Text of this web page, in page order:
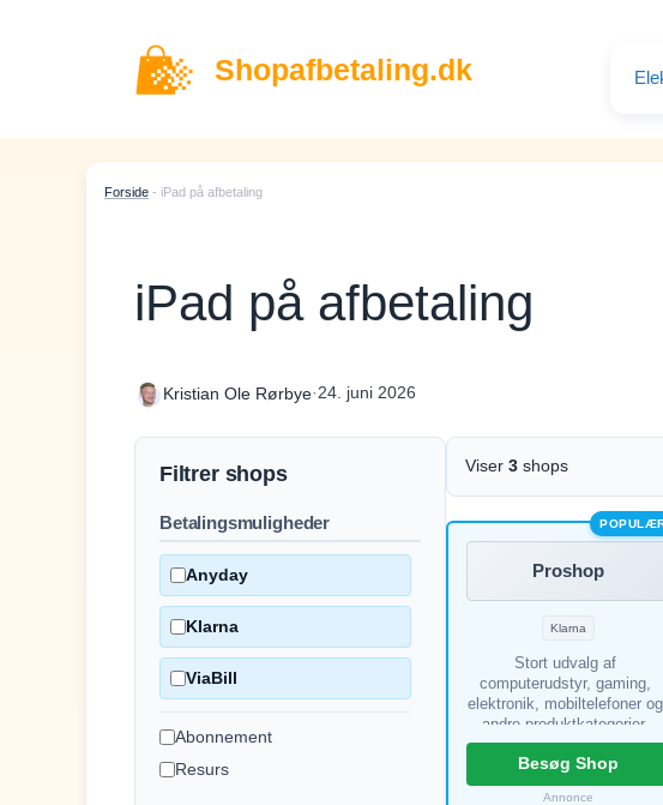
Shopafbetaling.dk
Forside - iPad på afbetaling
iPad på afbetaling
Kristian Ole Rørbye·24. juni 2026
Filtrer shops
Betalingsmuligheder
Anyday
Klarna
ViaBill
Abonnement
Resurs
Viser 3 shops
Proshop
Klarna
Stort udvalg af
computerudstyr, gaming,
elektronik, mobiltelefoner og
andre produktkategorier.
Mulighed for at vælge
Klarna som
betalingsløsning.
Besøg Shop
Annonce